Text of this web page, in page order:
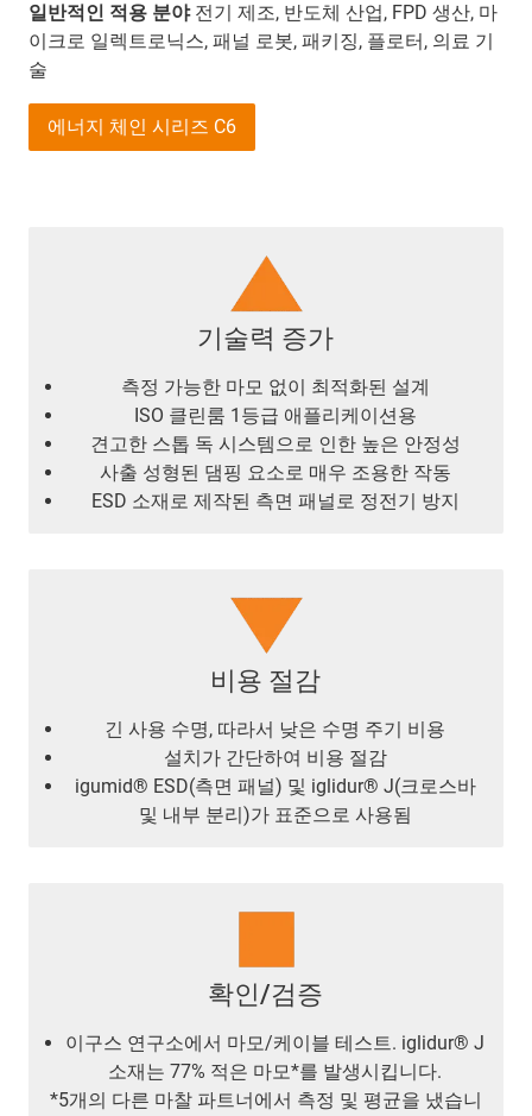
일반적인 적용 분야전기 제조, 반도체 산업, FPD 생산, 마
이크로 일렉트로닉스, 패널 로봇, 패키징, 플로터, 의료 기
술
에너지 체인 시리즈 C6
기술력 증가
측정 가능한 마모 없이 최적화된 설계
ISO 클린룸 1등급 애플리케이션용
견고한 스톱 독 시스템으로 인한 높은 안정성
사출 성형된 댐핑 요소로 매우 조용한 작동
ESD 소재로 제작된 측면 패널로 정전기 방지
비용 절감
긴 사용 수명, 따라서 낮은 수명 주기 비용
설치가 간단하여 비용 절감
igumid® ESD(측면 패널) 및 iglidur® J(크로스바
및 내부 분리)가 표준으로 사용됨
확인/검증
이구스 연구소에서 마모/케이블 테스트. iglidur® J
소재는 77% 적은 마모*를 발생시킵니다.
*5개의 다른 마찰 파트너에서 측정 및 평균을 냈습니